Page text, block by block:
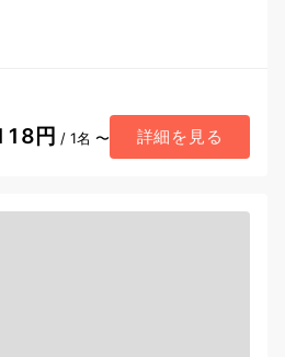
円 / 1名 〜 詳細を見る